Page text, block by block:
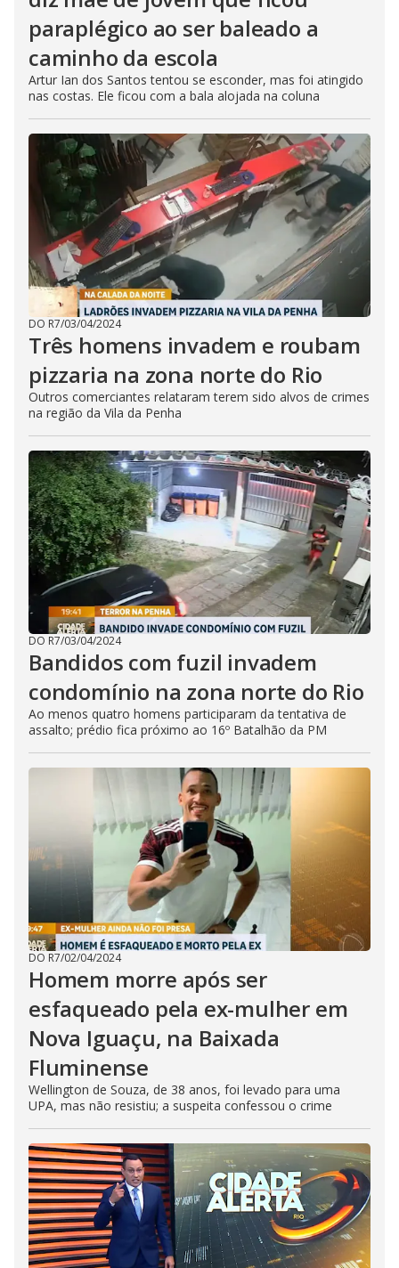
paraplégico ao ser baleado a
caminho da escola
Artur Ian dos Santos tentou se esconder, mas foi atingido
nas costas. Ele ficou com a bala alojada na coluna
DO R7/03/04/2024
Três homens invadem e roubam
pizzaria na zona norte do Rio
Outros comerciantes relataram terem sido alvos de crimes
na região da Vila da Penha
DO R7/03/04/2024
Bandidos com fuzil invadem
condomínio na zona norte do Rio
Ao menos quatro homens participaram da tentativa de
assalto; prédio fica próximo ao 16º Batalhão da PM
DO R7/02/04/2024
Homem morre após ser
esfaqueado pela ex-mulher em
Nova Iguaçu, na Baixada
Fluminense
Wellington de Souza, de 38 anos, foi levado para uma
UPA, mas não resistiu; a suspeita confessou o crime